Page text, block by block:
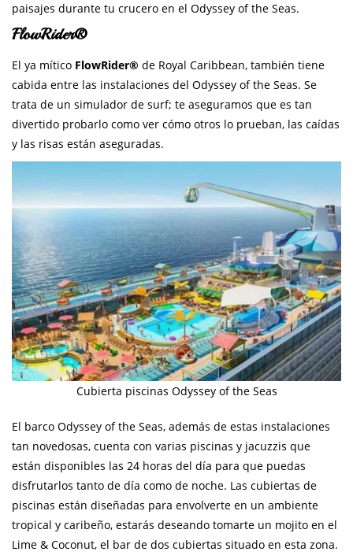
paisajes durante tu crucero en el Odyssey of the Seas.
FlowRider®
El ya mítico FlowRider® de Royal Caribbean, también tiene
cabida entre las instalaciones del Odyssey of the Seas. Se
trata de un simulador de surf; te aseguramos que es tan
divertido probarlo como ver cómo otros lo prueban, las caídas
y las risas están aseguradas.
Cubierta piscinas Odyssey of the Seas
El barco Odyssey of the Seas, además de estas instalaciones
tan novedosas, cuenta con varias piscinas y jacuzzis que
están disponibles las 24 horas del día para que puedas
disfrutarlos tanto de día como de noche. Las cubiertas de
piscinas están diseñadas para envolverte en un ambiente
tropical y caribeño, estarás deseando tomarte un mojito en el
Lime & Coconut, el bar de dos cubiertas situado en esta zona.